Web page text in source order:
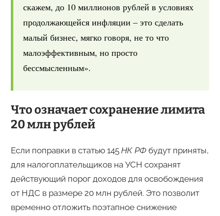
скажем, до 10 миллионов рублей в условиях
продолжающейся инфляции – это сделать
малый бизнес, мягко говоря, не то что
малоэффективным, но просто
бессмысленным».
Что означает сохранение лимита
20 млн рублей
Если поправки в статью 145 НК РФбудут приняты,
для налогоплательщиков на УСН сохранят
действующий порог доходов для освобождения
от НДС в размере 20 млн рублей. Это позволит
временно отложить поэтапное снижение